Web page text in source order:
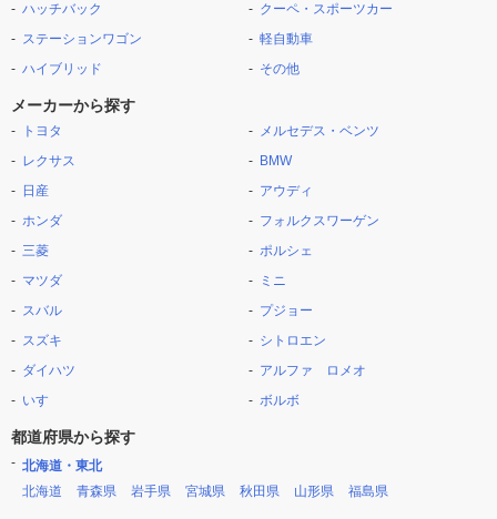
ハッチバック
ステーションワゴン
ハイブリッド
クーペ・スポーツカー
軽自動車
その他
メーカーから探す
トヨタ
レクサス
日産
ホンダ
三菱
マツダ
スバル
スズキ
ダイハツ
いすゞ
メルセデス・ベンツ
BMW
アウディ
フォルクスワーゲン
ポルシェ
ミニ
プジョー
シトロエン
アルファ ロメオ
ボルボ
都道府県から探す
北海道・東北
北海道
青森県 岩手県 宮城県 秋田県 山形県 福島県